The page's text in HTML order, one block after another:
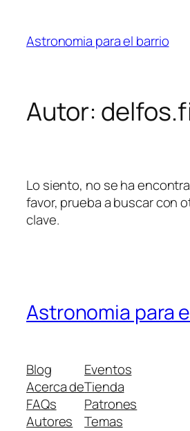
contenido
Astronomia para el barrio
Autor:
Lo siento, no se ha
favor, prueba a buscar con
clave.
Astronomia para
Blog
Acerca de
FAQs
Autores
Eventos
Tienda
Patrones
Temas